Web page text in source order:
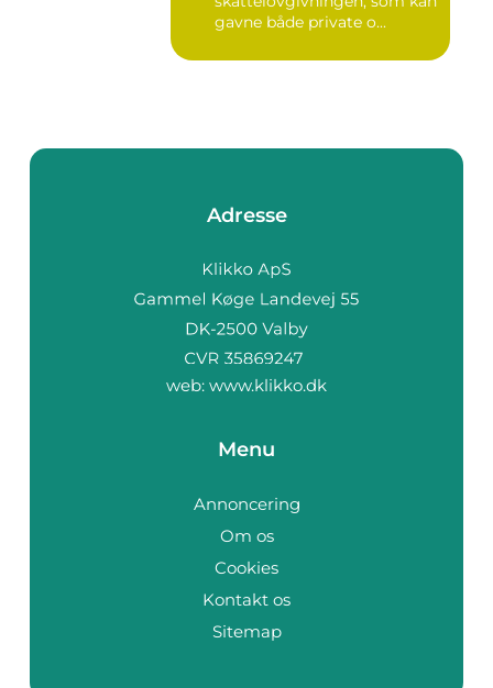
gavne både private o...
Adresse
web: www.klikko.dk
Menu
Annoncering
Om os
Cookies
Kontakt os
Sitemap